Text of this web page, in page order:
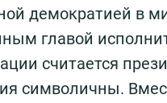
демократией в
главой
считается
символичны.